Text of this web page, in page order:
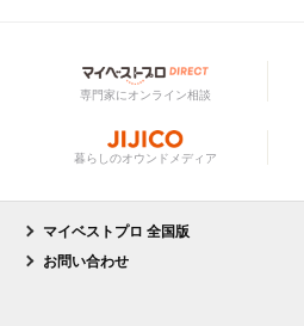
専門家にオンライン相談
暮らしのオウンドメディア
マイベストプロ 全国版
お問い合わせ